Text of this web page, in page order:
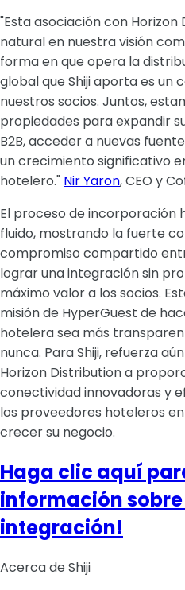
"Esta asociación con Horizon
natural en nuestra visión
forma en que opera la
global que Shiji aporta es un
nuestros socios. Juntos,
propiedades para expandir
B2B, acceder a nuevas
un crecimiento significativo
hotelero." Nir Yaron, CEO y
‍El proceso de incorporación
fluido, mostrando la fuerte
compromiso compartido
lograr una integración sin
máximo valor a los socios.
misión de HyperGuest de
hotelera sea más
nunca. Para Shiji, refuerza
Horizon Distribution a
conectividad innovadoras y
los proveedores hoteleros
crecer su negocio.
Haga clic aquí
información
integración!
Acerca de Shiji